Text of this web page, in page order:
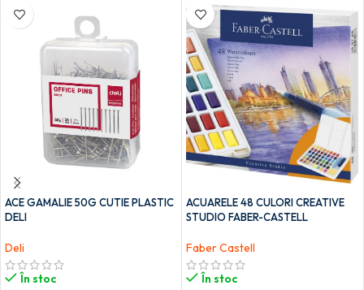
ACE GAMALIE 50G CUTIE PLASTIC
DELI
Deli
În stoc
ACUARELE 48 CULORI CREATIVE
STUDIO FABER-CASTELL
Faber Castell
În stoc